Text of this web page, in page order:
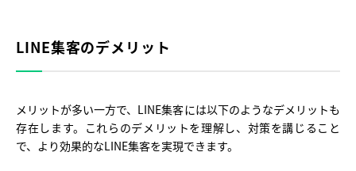
LINE集客のデメリット
メリットが多い一方で、LINE集客には以下のようなデメリットも
存在します。これらのデメリットを理解し、対策を講じること
で、より効果的なLINE集客を実現できます。